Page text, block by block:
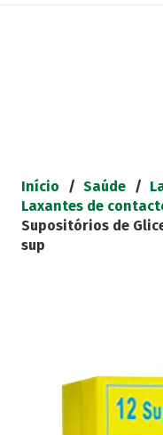
Início / Saúde /
Laxantes de
Supositórios de
sup